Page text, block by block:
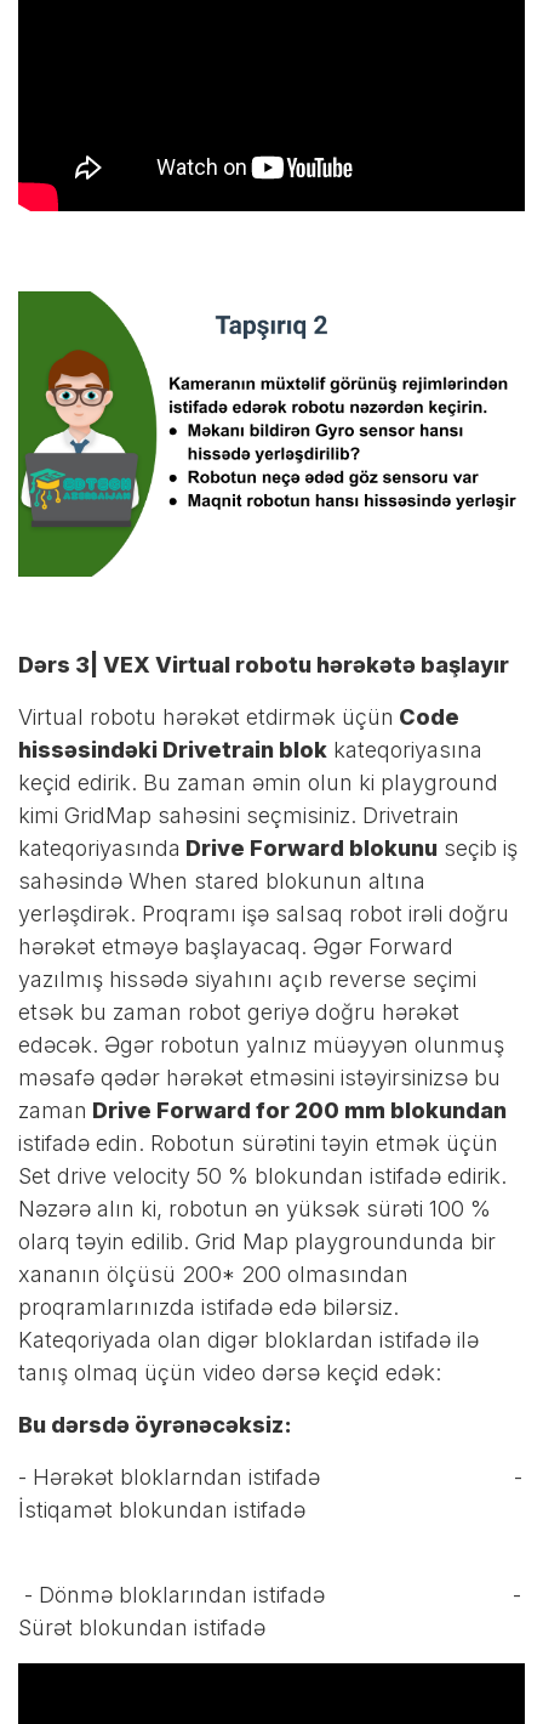
Dərs 3| VEX Virtual robotu hərəkətə başlayır
Virtual robotu hərəkət etdirmək üçün Code
hissəsindəki Drivetrain blok kateqoriyasına
keçid edirik. Bu zaman əmin olun ki playground
kimi GridMap sahəsini seçmisiniz. Drivetrain
kateqoriyasında Drive Forward blokunu seçib iş
sahəsində When stared blokunun altına
yerləşdirək. Proqramı işə salsaq robot irəli doğru
hərəkət etməyə başlayacaq. Əgər Forward
yazılmış hissədə siyahını açıb reverse seçimi
etsək bu zaman robot geriyə doğru hərəkət
edəcək. Əgər robotun yalnız müəyyən olunmuş
məsafə qədər hərəkət etməsini istəyirsinizsə bu
zaman Drive Forward for 200 mm blokundan
istifadə edin. Robotun sürətini təyin etmək üçün
Set drive velocity 50 % blokundan istifadə edirik.
Nəzərə alın ki, robotun ən yüksək sürəti 100 %
olarq təyin edilib. Grid Map playgroundunda bir
xananın ölçüsü 200* 200 olmasından
proqramlarınızda istifadə edə bilərsiz.
Kateqoriyada olan digər bloklardan istifadə ilə
tanış olmaq üçün video dərsə keçid edək:
Bu dərsdə öyrənəcəksiz:
- Hərəkət bloklarndan istifadə -
İstiqamət blokundan istifadə
- Dönmə bloklarından istifadə -
Sürət blokundan istifadə